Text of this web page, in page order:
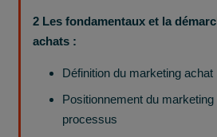
2 Les fondamentaux et la
achats :
Définition du marketing achat
Positionnement du
processus